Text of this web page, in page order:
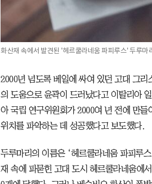
화산재 속에서 발견된 '헤르쿨라네움 파피루스' 두루마
2000년 넘도록 베일에 싸여 있던 고대 그
의 도움으로 윤곽이 드러났다고 이탈리아
아 국립 연구위원회가 2000여 년 전에 만
위치를 파악하는 데 성공했다고 보도했다.
두루마리의 이름은 ‘헤르쿨라네움 파피루
재 속에 파묻힌 고대 도시 헤르쿨라네움에